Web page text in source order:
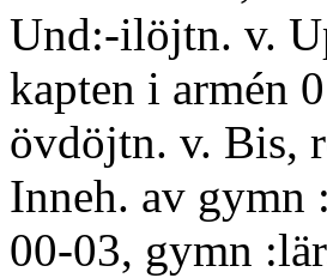
Und:-ilöjtn. v.
kapten i armén
övdöjtn. v. Bis,
Inneh. av gymn
00-03, gymn